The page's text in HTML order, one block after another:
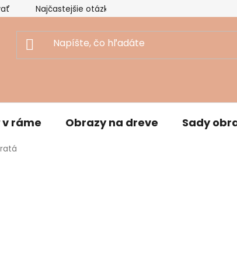
Najčastejšie otázky
ráme Obrazy na dreve Sady